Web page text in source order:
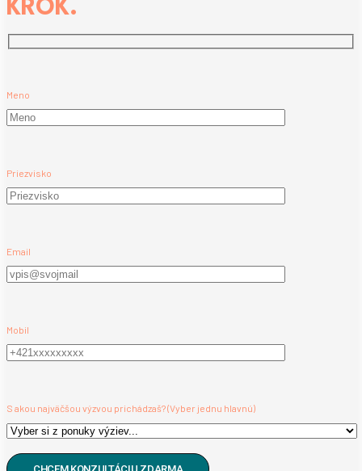
KROK.
Meno
Priezvisko
Email
Mobil
S akou najväčšou výzvou prichádzaš? (Vyber jednu hlavnú)